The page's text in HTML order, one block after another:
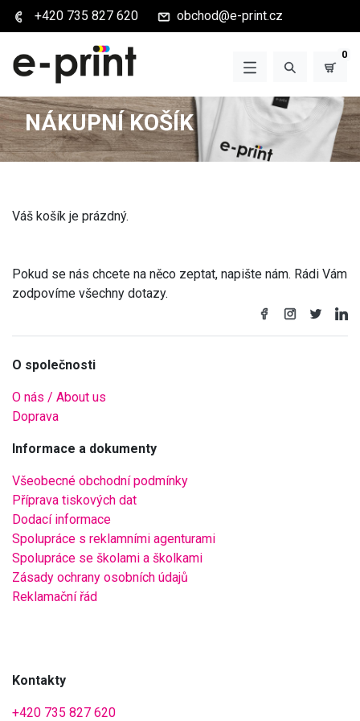
+420 735 827 620 obchod@e-print.cz
0
NÁKUPNÍ KOŠÍK
Váš košík je prázdný.
Pokud se nás chcete na něco zeptat, napište nám. Rádi Vám
zodpovíme všechny dotazy.
O společnosti
O nás / About us
Doprava
Informace a dokumenty
Všeobecné obchodní podmínky
Příprava tiskových dat
Dodací informace
Spolupráce s reklamními agenturami
Spolupráce se školami a školkami
Zásady ochrany osobních údajů
Reklamační řád
Kontakty
+420 735 827 620